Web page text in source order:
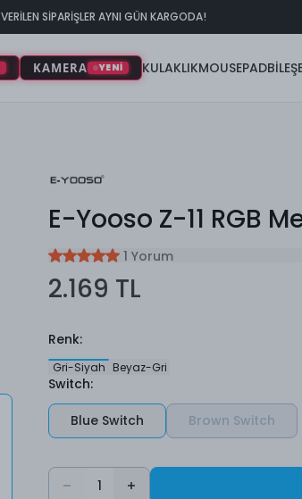
SİPARİŞLER AYNI GÜN KARGODA!
KAMERA YENİ KULAKLIKMOUSEPAD
E-Yooso Z-11 RGB
1 Yorum
2.169 TL
Renk:
Gri-Siyah Beyaz-Gri
Switch:
Blue Switch Brown Switch
1